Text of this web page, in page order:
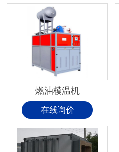
燃油模温机
在线询价